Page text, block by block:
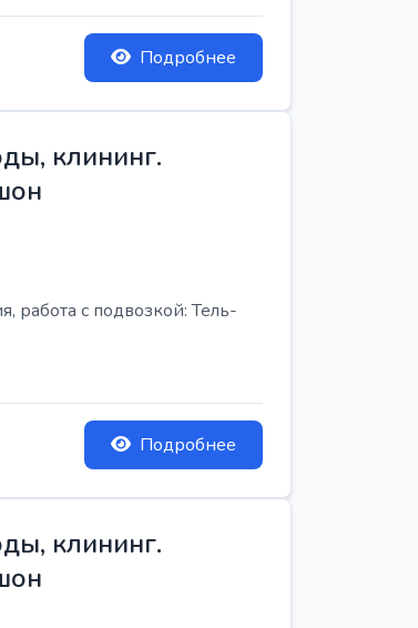
Подробнее
клининг.
работа с подвозкой: Тель-
Подробнее
клининг.